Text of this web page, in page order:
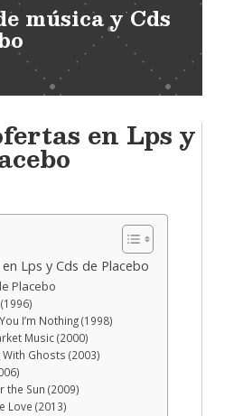
música y Cds
en Lps y
Lps y Cds de Placebo
Placebo
I’m Nothing (1998)
Music (2000)
With Ghosts (2003)
the Sun (2009)
Love (2013)